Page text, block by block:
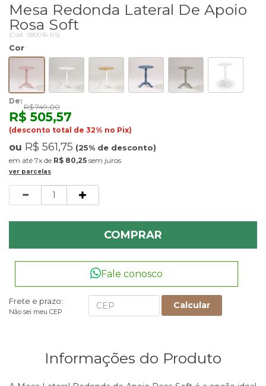
Mesa Redonda Lateral De Apoio
Rosa Soft
(Cód. SB0016-RS)
Cor
De:
R$ 749,00
R$ 505,57
(desconto total de 32% no Pix)
ou R$ 561,75 (25% de desconto)
7x de R$ 80,25 sem juros
ver parcelas
Quantidade
COMPRAR
Fale conosco
Frete e prazo:
Não sei meu CEP
Calcular
Informações do Produto